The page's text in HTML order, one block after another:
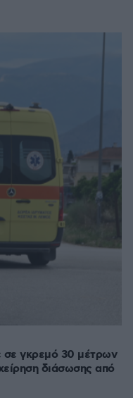
σε γκρεμό 30 μέτρων
διάσωσης από